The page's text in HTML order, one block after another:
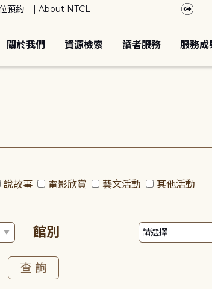
預約 About NTCL
關於我們 資源檢索 讀者服務 服務成
說故事 電影欣賞 藝文活動 其他活動
館別